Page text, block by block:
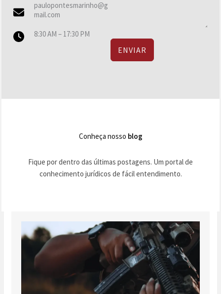
paulopontesmarinho@g
mail.com
8:30 AM – 17:30 PM
ENVIAR
Conheça nosso blog
Fique por dentro das últimas postagens. Um portal de
conhecimento jurídicos de fácil entendimento.